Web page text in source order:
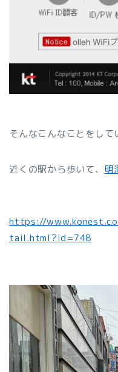
そんなこんなことをして
近くの駅から歩いて、 明
https://
tail.html?id=748